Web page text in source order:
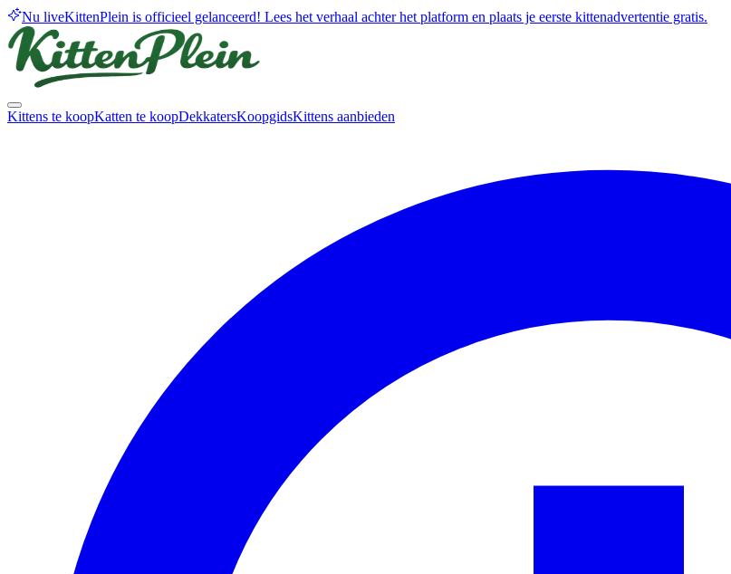
Nu liveKittenPlein is officieel gelanceerd! Lees het verhaal achter het platform en plaats je eerste kittenadvertentie gratis.
Kittens te koopKatten te koopDekkatersKoopgidsKittens aanbieden